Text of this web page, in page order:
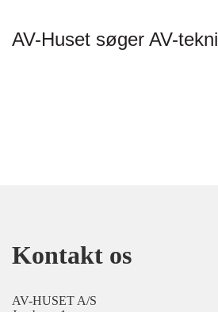
AV-Huset søger AV-
Kontakt os
AV-HUSET A/S